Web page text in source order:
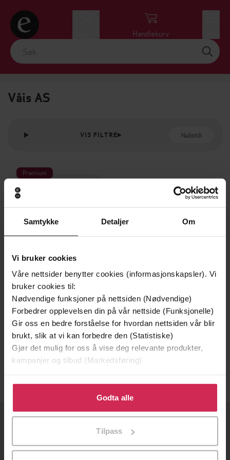
Samtykke Detaljer Om
Vi bruker cookies
Våre nettsider benytter cookies (informasjonskapsler). Vi
bruker cookies til:
Nødvendige funksjoner på nettsiden (Nødvendige)
Forbedrer opplevelsen din på vår nettside (Funksjonelle)
Gir oss en bedre forståelse for hvordan nettsiden vår blir
brukt, slik at vi kan forbedre den (Statistiske)
Gjør det mulig for oss å vise deg relevante produkter,
kampanjer og tilbud (Markedsføring)
Klikk på «Godta alle» for å gi oss ditt samtykke til å
bruke cookies for alle disse formålene. Du kan også
tilpasse ditt samtykke til spesifikke formål ved å klikke
Godta alle
Tilpass
Handlekurv
Våis AS
VIS FILTRE Nullstill
Premium
199,-
Bare en jævla selger
Ivar Årnes
LYDBOK
Om Ebok.no